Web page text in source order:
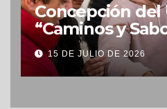
Concepción del
“Caminos y
15 DE JULIO DE 2026